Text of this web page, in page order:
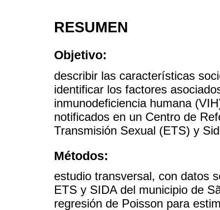
RESUMEN
Objetivo:
describir las características
identificar los factores
inmunodeficiencia humana
notificados en un Centro de
Transmisión Sexual (ETS) y
Métodos:
estudio transversal, con datos
ETS y SIDA del municipio de
regresión de Poisson para